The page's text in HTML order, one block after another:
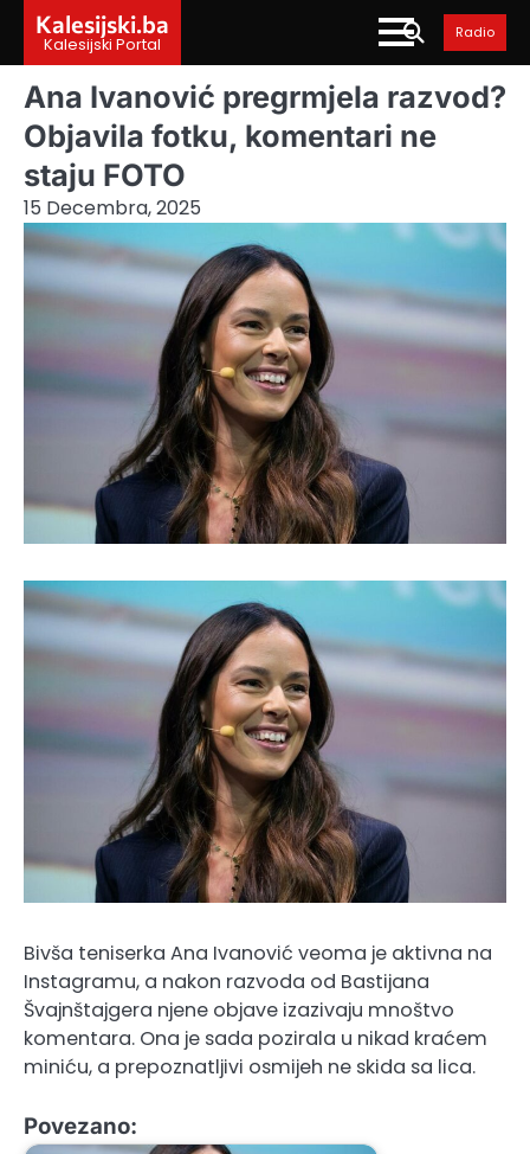
content
Kalesijski.ba
Kalesijski Portal
Radio
Ana Ivanović pregrmjela razvod?
Objavila fotku, komentari ne
staju FOTO
15 Decembra, 2025
Bivša teniserka Ana Ivanović veoma je aktivna na
Instagramu, a nakon razvoda od Bastijana
Švajnštajgera njene objave izazivaju mnoštvo
komentara. Ona je sada pozirala u nikad kraćem
miniću, a prepoznatljivi osmijeh ne skida sa lica.
Povezano: